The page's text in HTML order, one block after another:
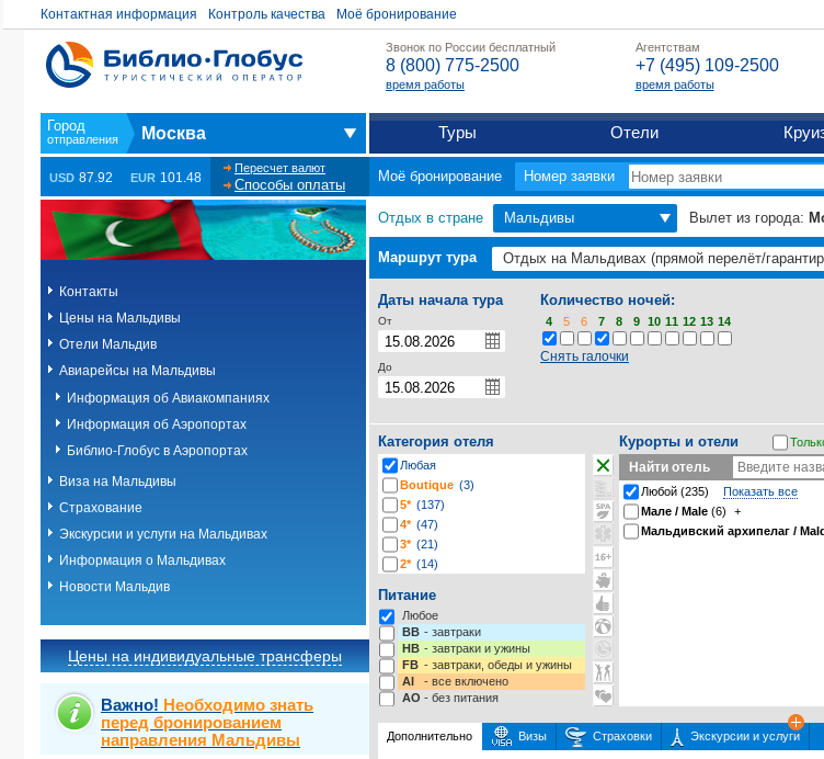
Контактная информация Контроль качества Моё бронирование
Звонок по России бесплатный
8 (800) 775-2500
время работы
Агентствам
+7 (495) 109-2500
время работы
Москва Туры Отели
USD 87.92 EUR 101.48
Пересчет валют
Способы оплаты
Моё бронирование Номер заявки
Контакты
Цены на Мальдивы
Отели Мальдив
Авиарейсы на Мальдивы
Информация об Авиакомпаниях
Информация об Аэропортах
Библио-Глобус в Аэропортах
Виза на Мальдивы
Страхование
Экскурсии и услуги на Мальдивах
Информация о Мальдивах
Новости Мальдив
Цены на индивидуальные трансферы
Важно! Необходимо знать
перед бронированием
направления Мальдивы
Отдых в стране Мальдивы Вылет из города:
Маршрут тура
Даты начала тура
От
До
Количество ночей:
4 5 6 7 8 9 10 11 12 13 14
Снять галочки
Категория отеля
Любая
Boutique (3)
5* (137)
4* (47)
3* (21)
2* (14)
Питание
Любое
BB - завтраки
HB - завтраки и ужины
FB - завтраки, обеды и ужины
AI
- все включено
AO - без питания
Курорты и отели
Найти отель
Любой (235)
Показать все
Мале / Male (6)
+
Мальдивский архипелаг /
Дополнительно Визы Страховки Экскурсии и услуги